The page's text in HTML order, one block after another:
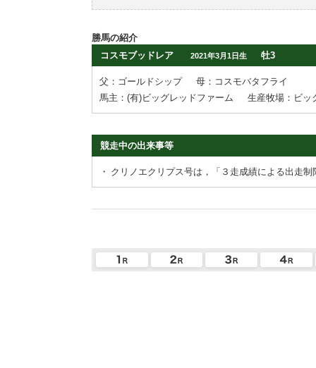
勝馬の紹介
コスモブッドレア
2021年3月1日生 牡3
父：ゴールドシップ
母：コスモバタフライ
馬主：(有)ビッグレッドファーム
生産牧場：ビッ
競走中の出来事等
・ クリノエクリプス号は，「３走成績による出走